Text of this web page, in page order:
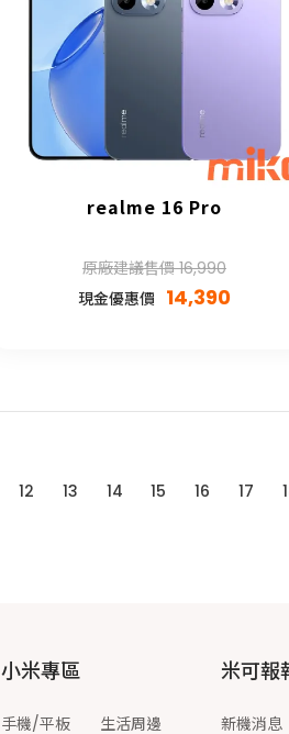
realme 16 Pro
原廠建議售價 16,990
現金優惠價 14,390
12 13 14 15 16 17
小米專區
手機/平板 生活周邊
米可報
新機消息